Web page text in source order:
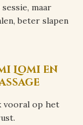
maar
beter slapen
Lomi en
vooral op het